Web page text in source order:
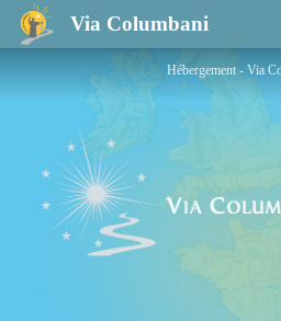
Via Columbani
La Jamelinière Bed and Breakfast in
Hébergement - Via